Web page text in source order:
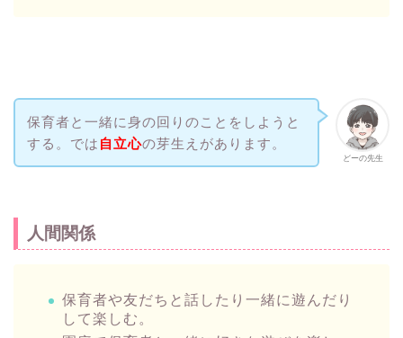
どーの先生
保育者と一緒に身の回りのことをしようと
する。では 自立心の芽生えがあります。
人間関係
保育者や友だちと話したり一緒に遊んだり
して楽しむ。